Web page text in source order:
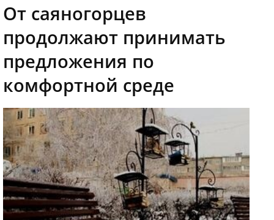
От саяногорцев
продолжают принимать
предложения по
комфортной среде